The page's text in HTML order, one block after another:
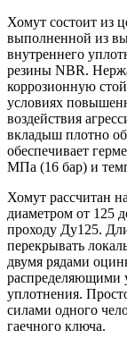
Хомут состоит из
выполненной из
внутреннего
резины NBR.
коррозионную
условиях
воздействия
вкладыш плотно
обеспечивает
МПа (16 бар) и
Хомут рассчитан
диаметром от 125
проходу Ду125.
перекрывать
двумя рядами
распределяющими
уплотнения.
силами одного
гаечного ключа.